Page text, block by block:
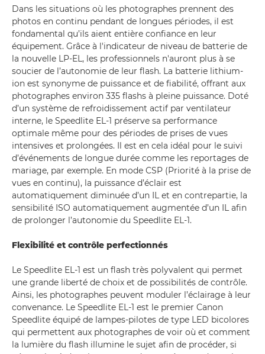
Dans les situations où les photographes prennent des
photos en continu pendant de longues périodes, il est
fondamental qu’ils aient entière confiance en leur
équipement. Grâce à l'indicateur de niveau de batterie de
la nouvelle LP-EL, les professionnels n'auront plus à se
soucier de l’autonomie de leur flash. La batterie lithium-
ion est synonyme de puissance et de fiabilité, offrant aux
photographes environ 335 flashs à pleine puissance. Doté
d’un système de refroidissement actif par ventilateur
interne, le Speedlite EL-1 préserve sa performance
optimale même pour des périodes de prises de vues
intensives et prolongées. Il est en cela idéal pour le suivi
d’événements de longue durée comme les reportages de
mariage, par exemple. En mode CSP (Priorité à la prise de
vues en continu), la puissance d’éclair est
automatiquement diminuée d’un IL et en contrepartie, la
sensibilité ISO automatiquement augmentée d’un IL afin
de prolonger l’autonomie du Speedlite EL-1.
Flexibilité et contrôle perfectionnés
Le Speedlite EL-1 est un flash très polyvalent qui permet
une grande liberté de choix et de possibilités de contrôle.
Ainsi, les photographes peuvent moduler l’éclairage à leur
convenance. Le Speedlite EL-1 est le premier Canon
Speedlite équipé de lampes-pilotes de type LED bicolores
qui permettent aux photographes de voir où et comment
la lumière du flash illumine le sujet afin de procéder, si